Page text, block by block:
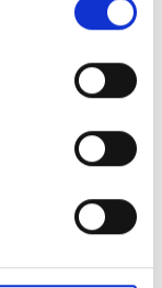
la seguridad
de
que